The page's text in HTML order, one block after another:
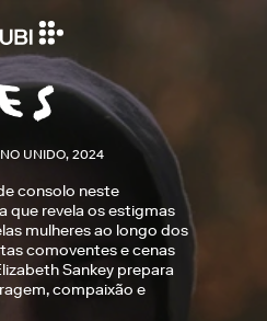
UNIDO, 2024
consolo neste
revela os estigmas
mulheres ao longo dos
comoventes e cenas
Sankey prepara
compaixão e